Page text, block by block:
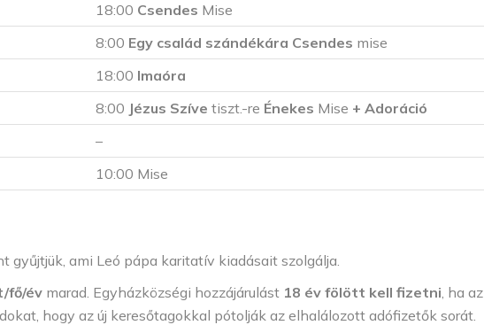
18:00 Csendes Mise
8:00 Egy család szándékára Csendes mise
18:00 Imaóra
8:00 Jézus Szíve tiszt.-re Énekes Mise + Adoráció
–
10:00 Mise
gyűjtjük, ami Leó pápa karitatív kiadásait szolgálja.
fő/év marad. Egyházközségi hozzájárulást 18 év fölött kell fizetni, ha az
hogy az új keresőtagokkal pótolják az elhalálozott adófizetők sorát.